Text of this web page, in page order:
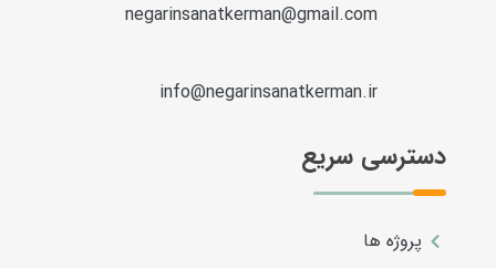
negarinsanatkerman@gmail.com
info@negarinsanatkerman.ir
دسترسی سریع
پروژه ها